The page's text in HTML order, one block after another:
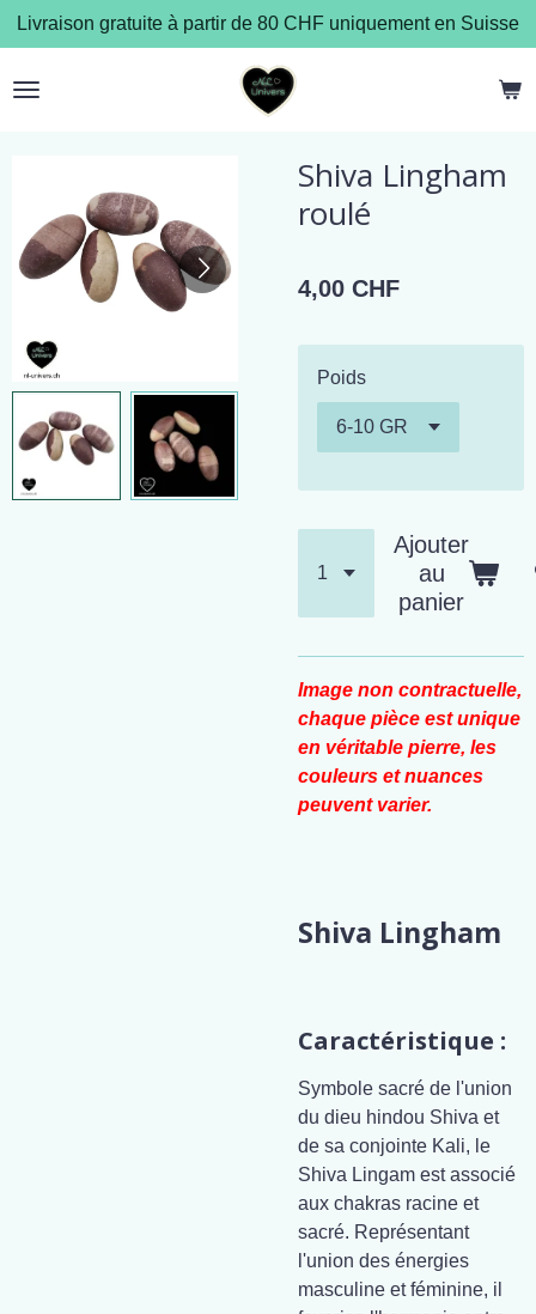
Passer
au
contenu
Livraison gratuite à partir de 80 CHF uniquement en Suisse
Shiva Lingham
roulé
4,00 CHF
Poids
Ajouter
au
panier
Image non contractuelle,
chaque pièce est unique
en véritable pierre, les
couleurs et nuances
peuvent varier.
Shiva Lingham
Caractéristique :
Symbole sacré de l'union
du dieu hindou Shiva et
de sa conjointe Kali, le
Shiva Lingam est associé
aux chakras racine et
sacré. Représentant
l'union des énergies
masculine et féminine, il